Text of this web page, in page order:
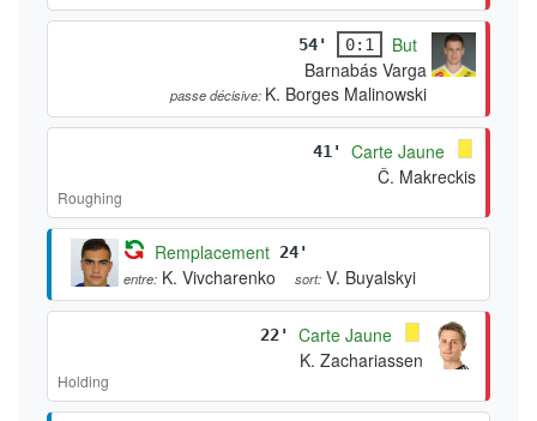
54' 0:1
But
Barnabás Varga
passe décisive: K. Borges Malinowski
41'
Carte Jaune
Č. Makreckis
Roughing
Remplacement 24'
entre: K. Vivcharenko sort: V. Buyalskyi
22'
Carte Jaune
K. Zachariassen
Holding